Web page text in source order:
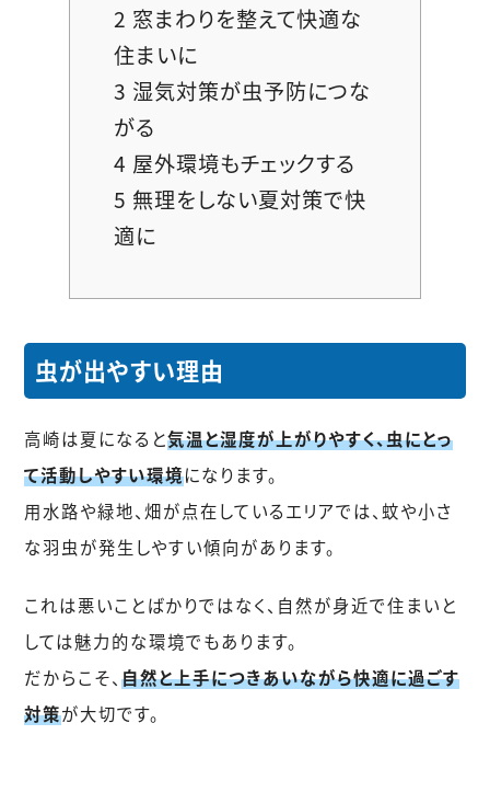
2 窓まわりを整えて快適な
住まいに
3 湿気対策が虫予防につな
がる
4 屋外環境もチェックする
5 無理をしない夏対策で快
適に
虫が出やすい理由
高崎は夏になると気温と湿度が上がりやすく、虫にとっ
て活動しやすい環境になります。
用水路や緑地、畑が点在しているエリアでは、蚊や小さ
な羽虫が発生しやすい傾向があります。
これは悪いことばかりではなく、自然が身近で住まいと
しては魅力的な環境でもあります。
だからこそ、自然と上手につきあいながら快適に過ごす
対策が大切です。